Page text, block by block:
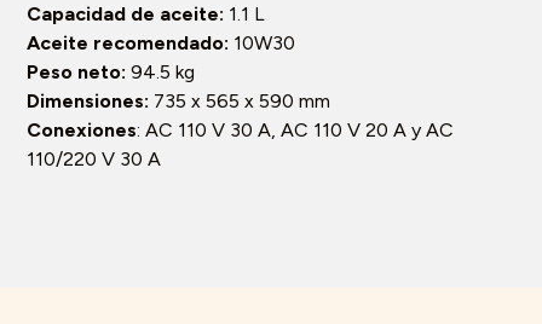
Capacidad de aceite: 1.1 L
Aceite recomendado: 10W30
Peso neto: 94.5 kg
Dimensiones: 735 x 565 x 590 mm
Conexiones: AC 110 V 30 A, AC 110 V 20 A y AC
110/220 V 30 A